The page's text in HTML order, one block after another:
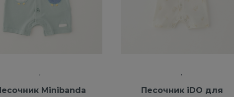
Minibanda
Песочник iDO для